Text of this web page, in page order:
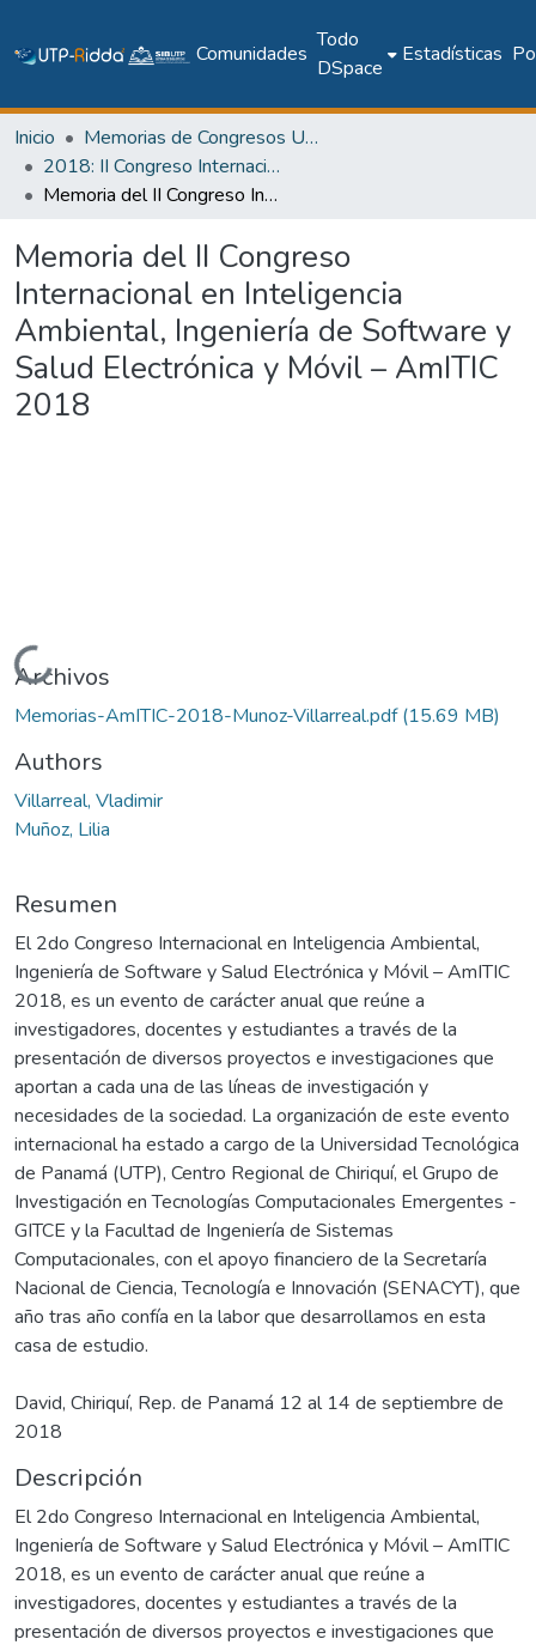
Comunidades
Todo
DSpace
Estadísticas
Inicio
Memorias de Congresos UTP
2018: II Congreso Internacional en Inteligencia Ambiental, Ingeniería de Software y Salud Electrónica y Móvil – AmITIC 2018
Memoria del II Congreso Internacional en Inteligencia Ambiental, Ingeniería de Software y Salud Electrónica y Móvil – AmITIC 2018
Memoria del II Congreso
Internacional en Inteligencia
Ambiental, Ingeniería de Software y
Salud Electrónica y Móvil – AmITIC
2018
Cargando...
Archivos
Memorias-AmITIC-2018-Munoz-Villarreal.pdf(15.69 MB)
Authors
Villarreal, Vladimir
Muñoz, Lilia
Resumen
El 2do Congreso Internacional en Inteligencia Ambiental,
Ingeniería de Software y Salud Electrónica y Móvil – AmITIC
2018, es un evento de carácter anual que reúne a
investigadores, docentes y estudiantes a través de la
presentación de diversos proyectos e investigaciones que
aportan a cada una de las líneas de investigación y
necesidades de la sociedad. La organización de este evento
internacional ha estado a cargo de la Universidad Tecnológica
de Panamá (UTP), Centro Regional de Chiriquí, el Grupo de
Investigación en Tecnologías Computacionales Emergentes -
GITCE y la Facultad de Ingeniería de Sistemas
Computacionales, con el apoyo financiero de la Secretaría
Nacional de Ciencia, Tecnología e Innovación (SENACYT), que
año tras año confía en la labor que desarrollamos en esta
casa de estudio.
David, Chiriquí, Rep. de Panamá 12 al 14 de septiembre de
2018
Descripción
El 2do Congreso Internacional en Inteligencia Ambiental,
Ingeniería de Software y Salud Electrónica y Móvil – AmITIC
2018, es un evento de carácter anual que reúne a
investigadores, docentes y estudiantes a través de la
presentación de diversos proyectos e investigaciones que